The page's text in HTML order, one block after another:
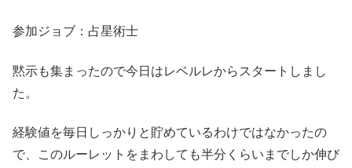
参加ジョブ：占星術士
黙示も集まったので今日はレベルレからスタートしまし
た。
経験値を毎日しっかりと貯めているわけではなかったの
で、このルーレットをまわしても半分くらいまでしか伸び